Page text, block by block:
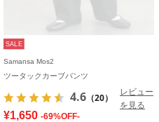
SALE
Samansa Mos2
ツータックカーブパンツ
4.6 （20）
レビュー
を見る
¥1,650 -69%OFF-